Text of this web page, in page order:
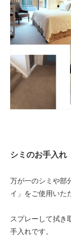
シミのお手入れ
万が一のシミや部
イ」をご使用いた
スプレーして拭き
手入れです。